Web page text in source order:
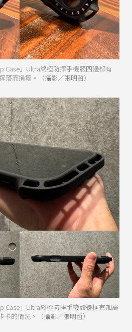
Case」Ultra終極防摔手機殼四邊都有
而損壞。（攝影／張明哲）
Case」Ultra終極防摔手機殼邊框有加高
的情況。（攝影／張明哲）